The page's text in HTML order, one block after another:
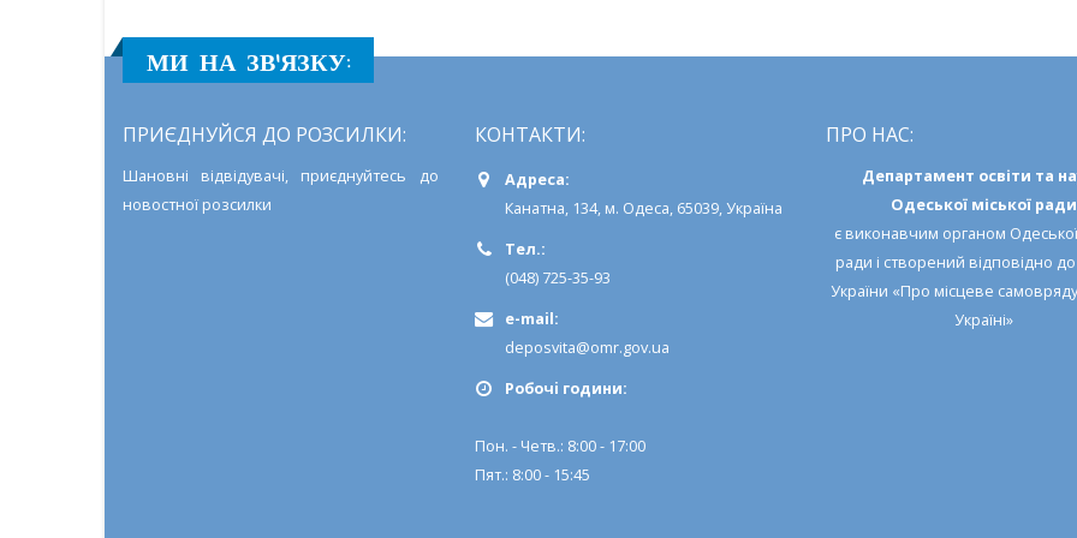
МИ НА ЗВ'ЯЗКУ:
ПРИЄДНУЙСЯ ДО РОЗСИЛКИ:
Шановні відвідувачі, приєднуйтесь до
новостної розсилки
КОНТАКТИ:
Адреса:
Канатна, 134, м. Одеса, 65039, Україна
Тел.:
(048) 725-35-93
e-mail:
deposvita@omr.gov.ua
Робочi години:
Пон. - Четв.: 8:00 - 17:00
Пят.: 8:00 - 15:45
ПРО НАС:
Департамент освіти та
Одеської міської ради
є виконавчим органом
ради і створений відповідно до
України «Про місцеве
Україні»